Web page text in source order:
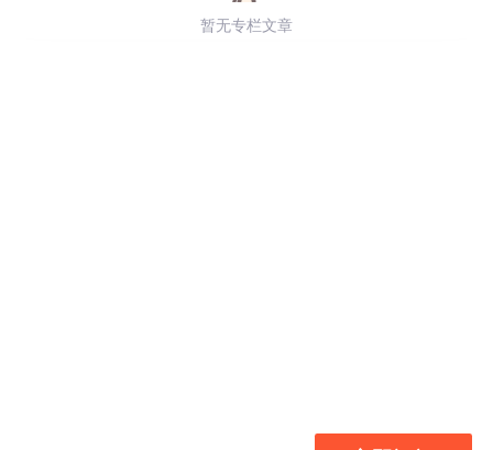
暂无专栏文章